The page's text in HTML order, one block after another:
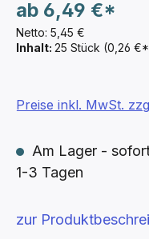
Netto: 5,45 €
ab 6,49 €*
Inhalt: 25 Stück (0,26 €*
Preise inkl. MwSt.
Am Lager -
1-3 Tagen
zur